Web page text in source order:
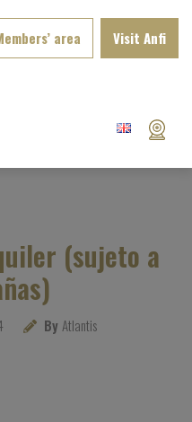
area Visit Anfi
(sujeto a
By Atlantis